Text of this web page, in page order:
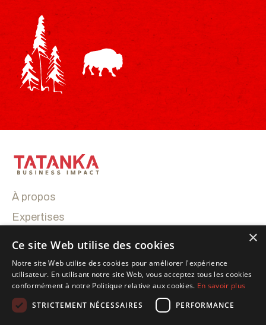
À propos
Expertises
Contactez-nous
Suivez nous sur Linkedin
×
Ce site Web utilise des cookies
Notre site Web utilise des cookies pour améliorer l'expérience
utilisateur. En utilisant notre site Web, vous acceptez tous les cookies
conformément à notre Politique relative aux cookies. En savoir plus
STRICTEMENT NÉCESSAIRES
PERFORMANCE